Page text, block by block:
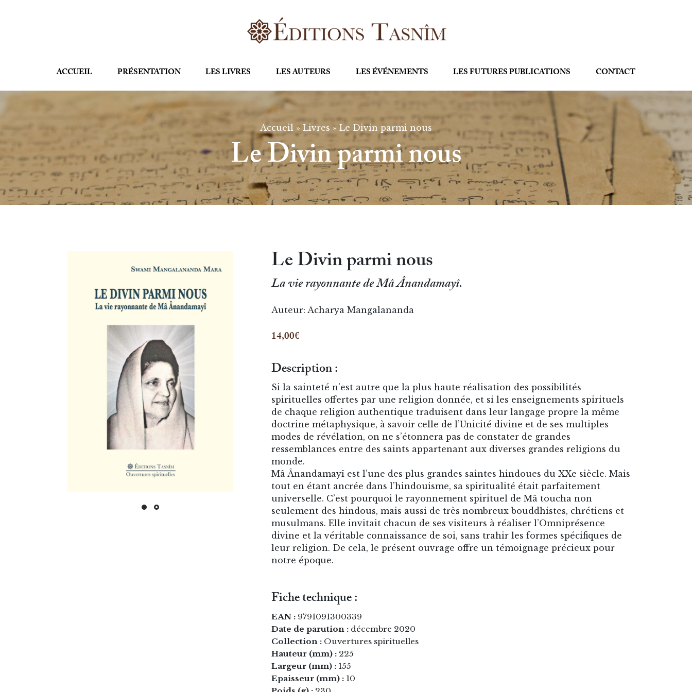
ACCUEIL PRÉSENTATION LES LIVRES LES AUTEURS LES ÉVÉNEMENTS LES FUTURES PUBLICATIONS CONTACT
Accueil » Livres » Le Divin parmi nous
Le Divin parmi nous
Le Divin parmi nous
La vie rayonnante de Mâ Ânandamayî.
Auteur: Acharya Mangalananda
14,00€
Description :
Si la sainteté n’est autre que la plus haute réalisation des possibilités
spirituelles offertes par une religion donnée, et si les enseignements spirituels
de chaque religion authentique traduisent dans leur langage propre la même
doctrine métaphysique, à savoir celle de l’Unicité divine et de ses multiples
modes de révélation, on ne s’étonnera pas de constater de grandes
ressemblances entre des saints appartenant aux diverses grandes religions du
monde.
Mâ Ânandamayî est l’une des plus grandes saintes hindoues du XXe siècle. Mais
tout en étant ancrée dans l’hindouisme, sa spiritualité était parfaitement
universelle. C’est pourquoi le rayonnement spirituel de Mâ toucha non
seulement des hindous, mais aussi de très nombreux bouddhistes, chrétiens et
musulmans. Elle invitait chacun de ses visiteurs à réaliser l’Omniprésence
divine et la véritable connaissance de soi, sans trahir les formes spécifiques de
leur religion. De cela, le présent ouvrage offre un témoignage précieux pour
notre époque.
Fiche technique :
EAN : 9791091300339
Date de parution : décembre 2020
Collection : Ouvertures spirituelles
Hauteur (mm) : 225
Largeur (mm) : 155
Epaisseur (mm) : 10